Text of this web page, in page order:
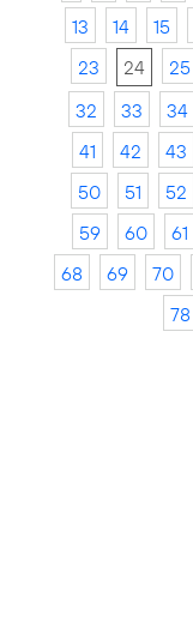
13
14 15
23
24 25
32
33 34
41
42 43
50
51 52
59
60 61
68
69 70
78